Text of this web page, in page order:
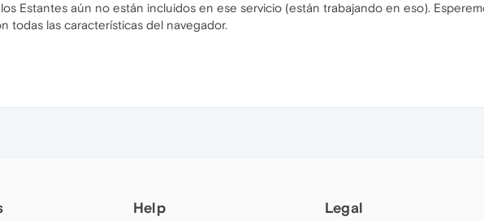
Estantes aún no están incluidos en ese servicio (están trabajando en eso).
todas las características del navegador.
Help Legal